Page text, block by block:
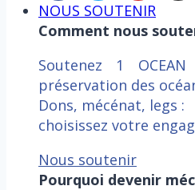
NOUS SOUTENIR
Comment nous
Soutenez 1
préservation des
Dons, mécénat, legs :
choisissez votre
Nous soutenir
Pourquoi devenir